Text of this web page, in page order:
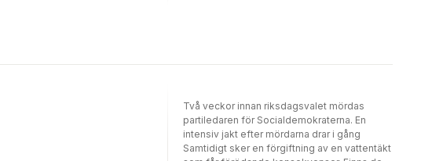
legosoldat med rykte om sig att vara
personen som dödade hans kusin – och då
förändras alla spelregler. Tommy som söker
upprättelse pressar Frank och är beredd att
rucka på lagen. Frank som helst vill dra sig ur
Två veckor innan riksdagsvalet mördas
partiledaren för Socialdemokraterna. En
intensiv jakt efter mördarna drar i gång
Samtidigt sker en förgiftning av en vattentäkt